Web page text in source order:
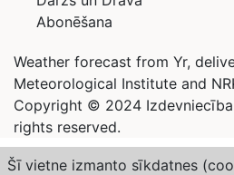
Abonēšana
Weather forecast from Yr,
Meteorological Institute and
Copyright © 2024 Izdevniecība
rights reserved.
Šī vietne izmanto sīkdatnes